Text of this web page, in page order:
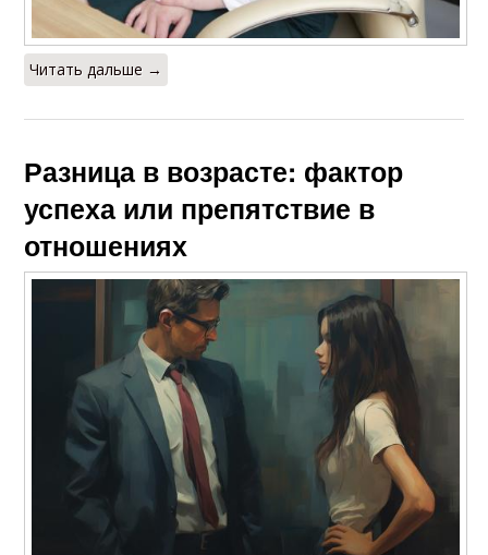
Читать дальше →
Разница в возрасте: фактор
успеха или препятствие в
отношениях